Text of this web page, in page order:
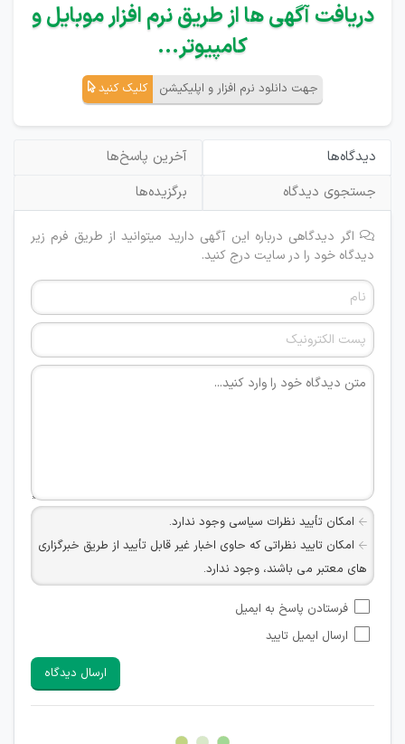
دریافت آگهی ها از طریق نرم افزار موبایل و
کامپیوتر...
جهت دانلود نرم افزار و اپلیکیشن کلیک کنید
دیدگاه‌ها
آخرین پاسخ‌ها
جستجوی دیدگاه
برگزیده‌ها
اگر دیدگاهی درباره این آگهی دارید میتوانید از طریق فرم زیر
دیدگاه خود را در سایت درج کنید.
امکان تأیید نظرات سیاسی وجود ندارد.
امکان تایید نظراتی که حاوی اخبار غیر قابل تأیید از طریق خبرگزاری
های معتبر می باشند، وجود ندارد.
شبکه های مجازی ارتباطی می باشند وجود ندارد.
امکان تأیید نظرات کاربرانی که به هر طریقی قصد مأیوس کردن
هرگونه تحریک، تحقیر و کنایه به سایر افراد (مسئول و غیر مسئول)
غیر مجاز می باشد.
امکان هماهنگی برای هرگونه ملاقات حضوری چه به صورت دسته
فرستادن پاسخ به ایمیل
ارسال ایمیل تایید
ارسال دیدگاه